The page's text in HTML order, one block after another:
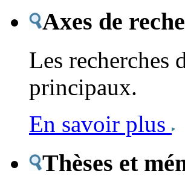
Axes de
Les recherches
principaux.
En savoir plus
Thèses et